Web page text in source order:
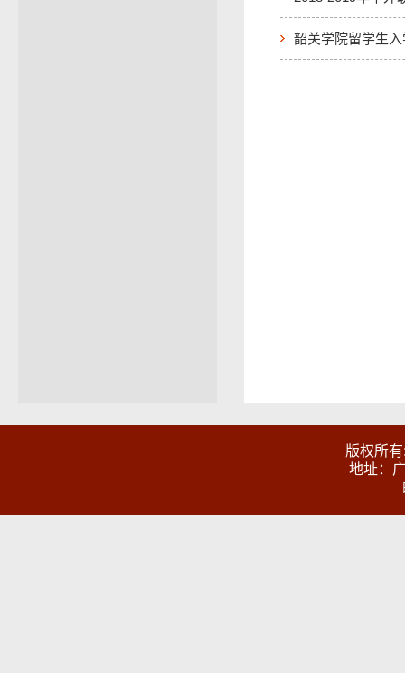
韶关学院留学生
版权所
地址：